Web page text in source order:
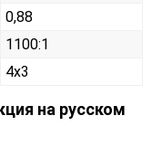
0,88
1100:1
4x3
на русском